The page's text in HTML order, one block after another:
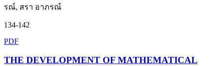
รณ์, สรา อาภรณ์
134-142
PDF
THE DEVELOPMENT OF MATHEMATICAL